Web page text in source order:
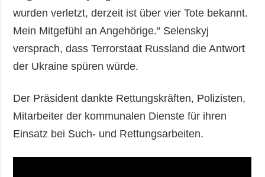
wurden verletzt, derzeit ist über vier Tote bekannt.
Mein Mitgefühl an Angehörige.“ Selenskyj
versprach, dass Terrorstaat Russland die Antwort
der Ukraine spüren würde.
Der Präsident dankte Rettungskräften, Polizisten,
Mitarbeiter der kommunalen Dienste für ihren
Einsatz bei Such- und Rettungsarbeiten.